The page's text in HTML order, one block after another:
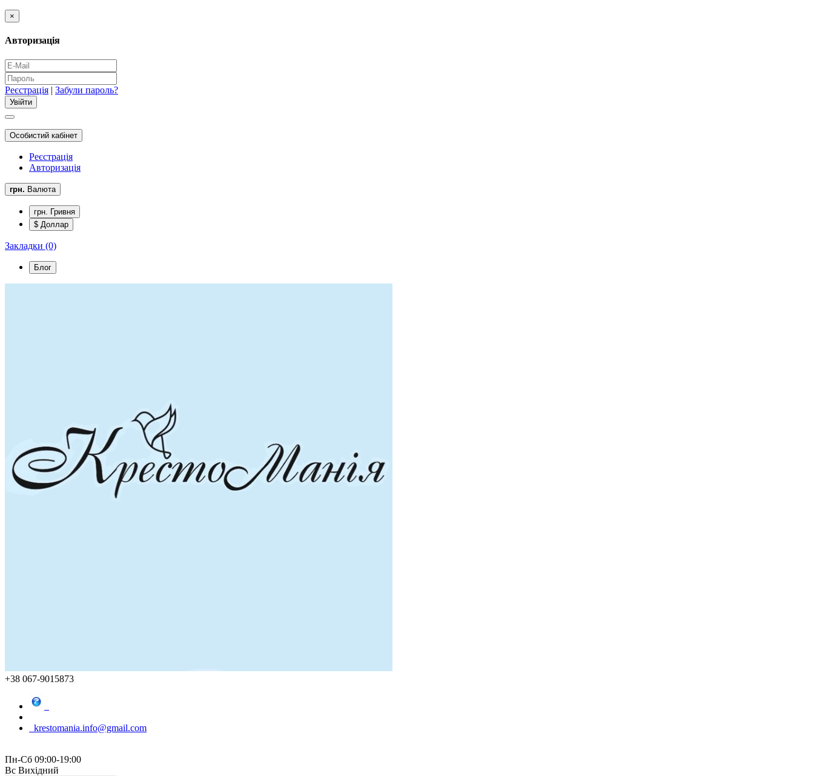
×
Авторизація
Реєстрація | Забули пароль?
Особистий кабінет
Реєстрація
Авторизація
грн. Валюта
грн. Гривня
$ Доллар
Закладки (0)
Блог
+38 067-9015873
krestomania.info@gmail.com
Пн-Сб 09:00-19:00
Вс Вихідний